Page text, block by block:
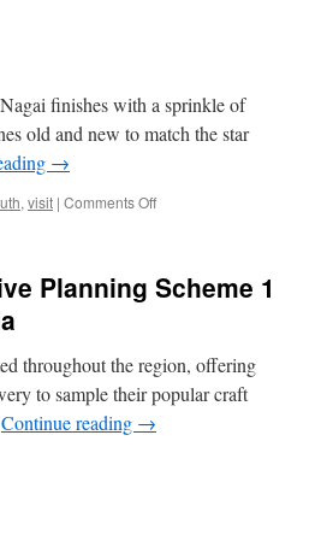
finishes with a sprinkle of
old and new to match the star
→
, visit | Comments Offon
In
Planning Scheme 1
throughout the region, offering
to sample their popular craft
Continue reading →